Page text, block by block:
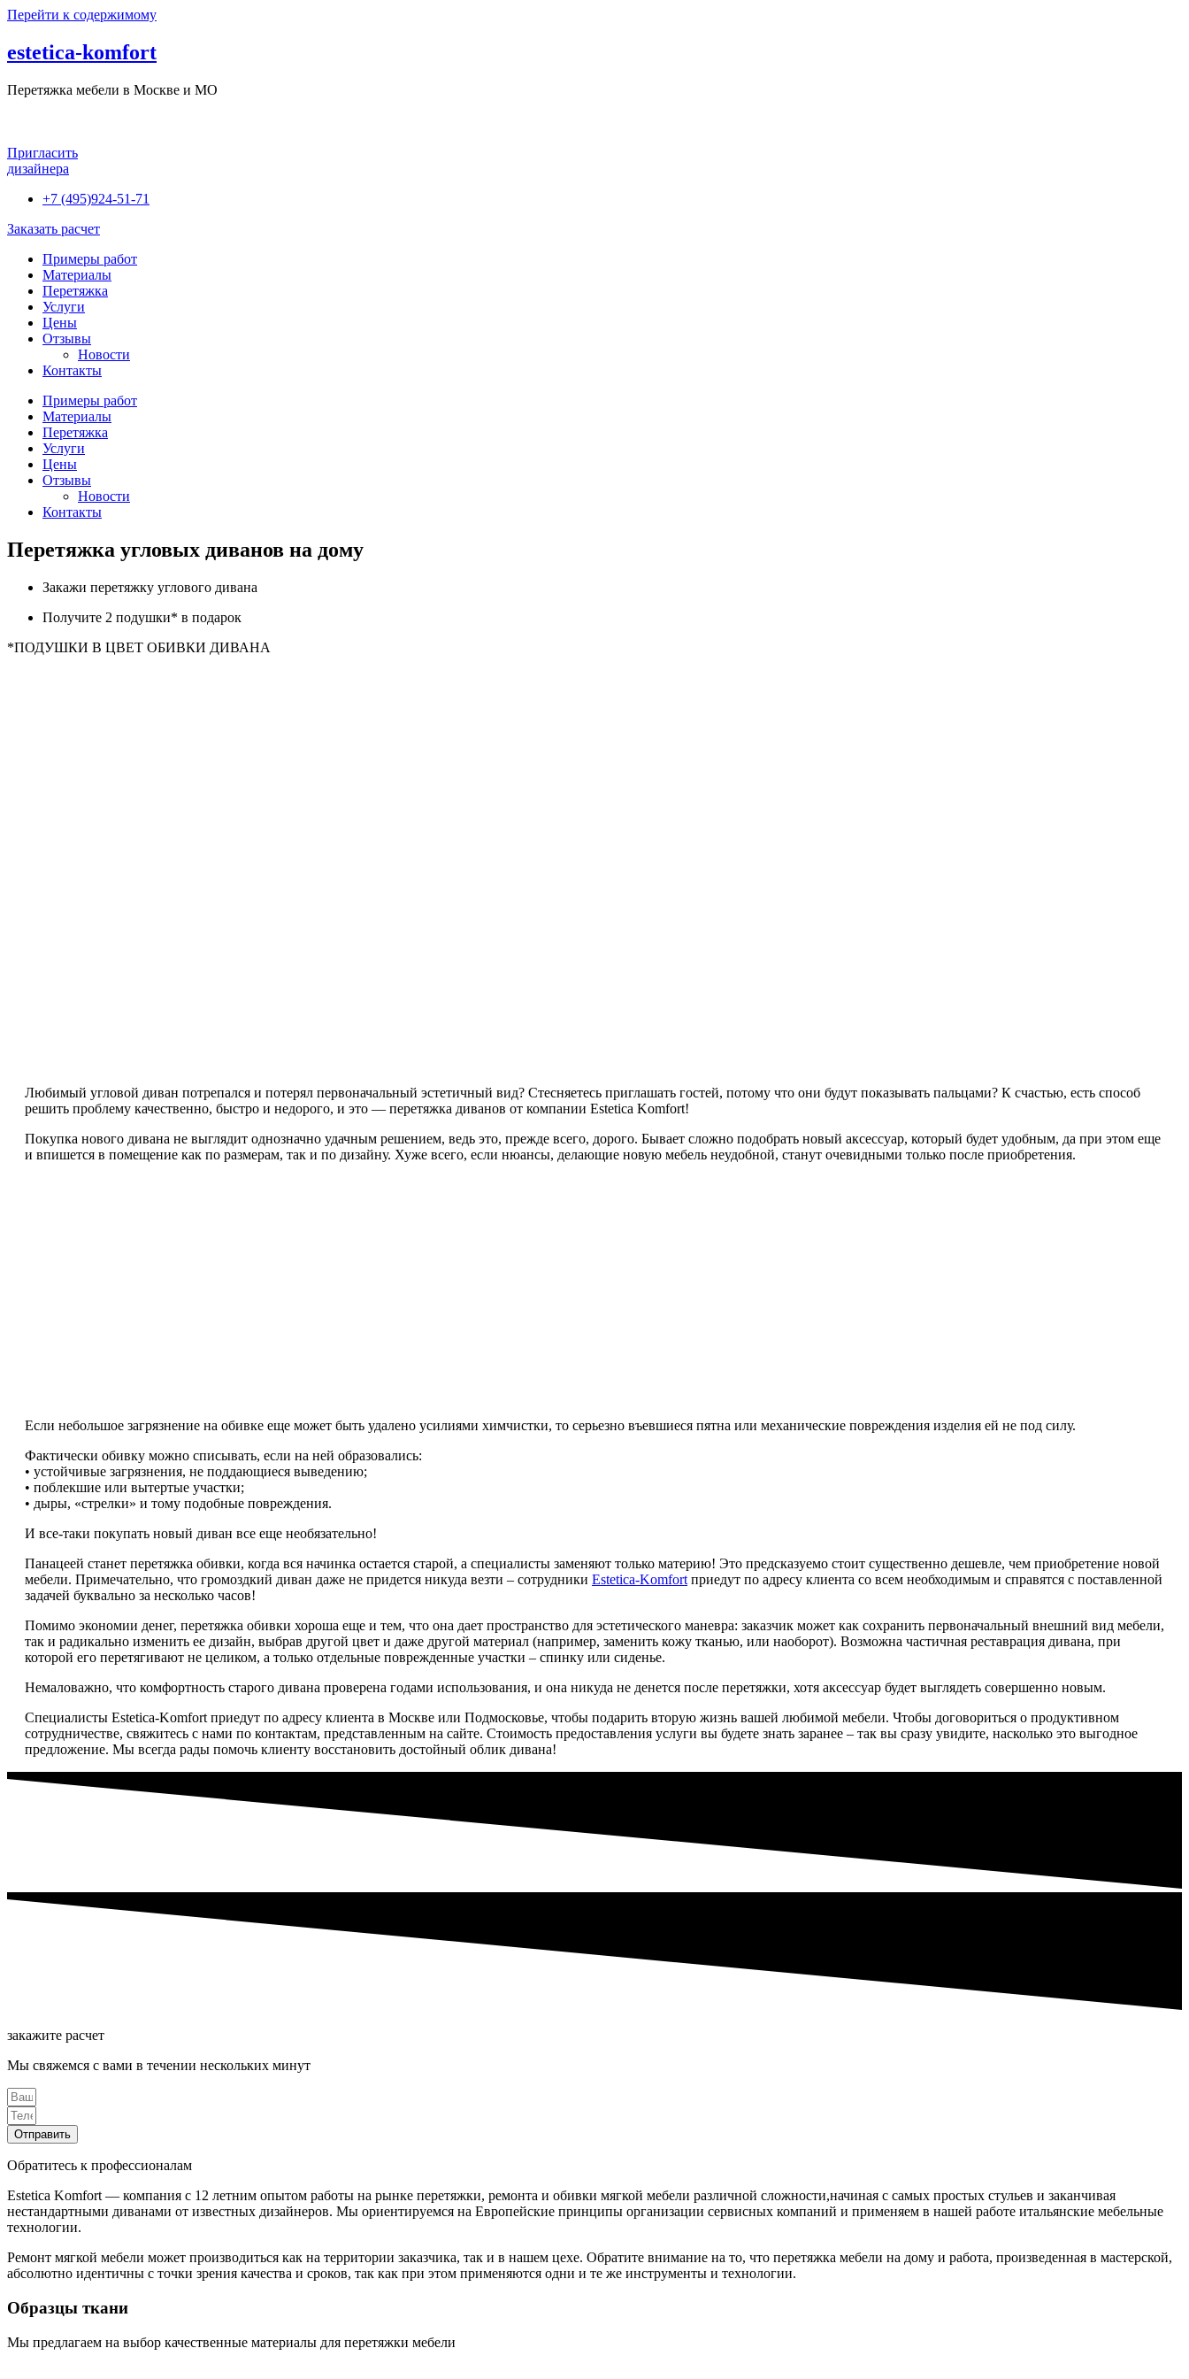
Перейти к содержимому
estetica-komfort
Перетяжка мебели в Москве и МО
Пригласить
дизайнера
+7 (495)924-51-71
Заказать расчет
Примеры работ
Материалы
Перетяжка
Услуги
Цены
Отзывы
Новости
Контакты
Примеры работ
Материалы
Перетяжка
Услуги
Цены
Отзывы
Новости
Контакты
Перетяжка угловых диванов на дому
Закажи перетяжку углового дивана
Получите 2 подушки* в подарок
*ПОДУШКИ В ЦВЕТ ОБИВКИ ДИВАНА
Любимый угловой диван потрепался и потерял первоначальный эстетичный вид? Стесняетесь приглашать гостей, потому что они будут показывать пальцами? К счастью, есть способ
решить проблему качественно, быстро и недорого, и это — перетяжка диванов от компании Estetica Komfort!
Покупка нового дивана не выглядит однозначно удачным решением, ведь это, прежде всего, дорого. Бывает сложно подобрать новый аксессуар, который будет удобным, да при этом еще
и впишется в помещение как по размерам, так и по дизайну. Хуже всего, если нюансы, делающие новую мебель неудобной, станут очевидными только после приобретения.
Если небольшое загрязнение на обивке еще может быть удалено усилиями химчистки, то серьезно въевшиеся пятна или механические повреждения изделия ей не под силу.
Фактически обивку можно списывать, если на ней образовались:
• устойчивые загрязнения, не поддающиеся выведению;
• поблекшие или вытертые участки;
• дыры, «стрелки» и тому подобные повреждения.
И все-таки покупать новый диван все еще необязательно!
Панацеей станет перетяжка обивки, когда вся начинка остается старой, а специалисты заменяют только материю! Это предсказуемо стоит существенно дешевле, чем приобретение новой
мебели. Примечательно, что громоздкий диван даже не придется никуда везти – сотрудники Estetica-Komfort приедут по адресу клиента со всем необходимым и справятся с поставленной
задачей буквально за несколько часов!
Помимо экономии денег, перетяжка обивки хороша еще и тем, что она дает пространство для эстетического маневра: заказчик может как сохранить первоначальный внешний вид мебели,
так и радикально изменить ее дизайн, выбрав другой цвет и даже другой материал (например, заменить кожу тканью, или наоборот). Возможна частичная реставрация дивана, при
которой его перетягивают не целиком, а только отдельные поврежденные участки – спинку или сиденье.
Немаловажно, что комфортность старого дивана проверена годами использования, и она никуда не денется после перетяжки, хотя аксессуар будет выглядеть совершенно новым.
Специалисты Estetica-Komfort приедут по адресу клиента в Москве или Подмосковье, чтобы подарить вторую жизнь вашей любимой мебели. Чтобы договориться о продуктивном
сотрудничестве, свяжитесь с нами по контактам, представленным на сайте. Стоимость предоставления услуги вы будете знать заранее – так вы сразу увидите, насколько это выгодное
предложение. Мы всегда рады помочь клиенту восстановить достойный облик дивана!
закажите расчет
Мы свяжемся с вами в течении нескольких минут
Отправить
Обратитесь к профессионалам
Estetica Komfort — компания с 12 летним опытом работы на рынке перетяжки, ремонта и обивки мягкой мебели различной сложности,начиная с самых простых стульев и заканчивая
нестандартными диванами от известных дизайнеров. Мы ориентируемся на Европейские принципы организации сервисных компаний и применяем в нашей работе итальянские мебельные
технологии.
Ремонт мягкой мебели может производиться как на территории заказчика, так и в нашем цехе. Обратите внимание на то, что перетяжка мебели на дому и работа, произведенная в мастерской,
абсолютно идентичны с точки зрения качества и сроков, так как при этом применяются одни и те же инструменты и технологии.
Образцы ткани
Мы предлагаем на выбор качественные материалы для перетяжки мебели